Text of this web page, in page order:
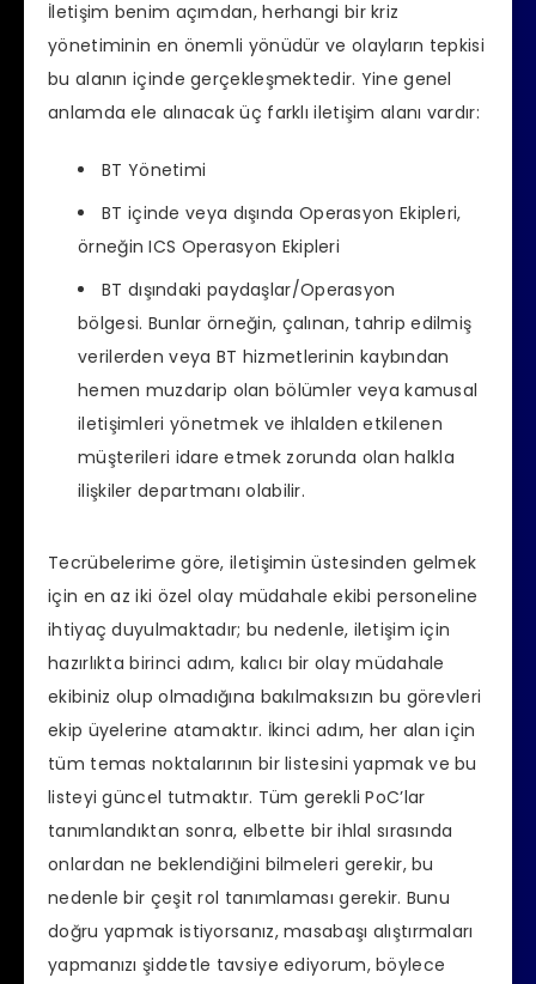
İletişim benim açımdan, herhangi bir kriz
yönetiminin en önemli yönüdür ve olayların tepkisi
bu alanın içinde gerçekleşmektedir. Yine genel
anlamda ele alınacak üç farklı iletişim alanı vardır:
BT Yönetimi
BT içinde veya dışında Operasyon Ekipleri,
örneğin ICS Operasyon Ekipleri
BT dışındaki paydaşlar/Operasyon
bölgesi. Bunlar örneğin, çalınan, tahrip edilmiş
verilerden veya BT hizmetlerinin kaybından
hemen muzdarip olan bölümler veya kamusal
iletişimleri yönetmek ve ihlalden etkilenen
müşterileri idare etmek zorunda olan halkla
ilişkiler departmanı olabilir.
Tecrübelerime göre, iletişimin üstesinden gelmek
için en az iki özel olay müdahale ekibi personeline
ihtiyaç duyulmaktadır; bu nedenle, iletişim için
hazırlıkta birinci adım, kalıcı bir olay müdahale
ekibiniz olup olmadığına bakılmaksızın bu görevleri
ekip üyelerine atamaktır. İkinci adım, her alan için
tüm temas noktalarının bir listesini yapmak ve bu
listeyi güncel tutmaktır. Tüm gerekli PoC’lar
tanımlandıktan sonra, elbette bir ihlal sırasında
onlardan ne beklendiğini bilmeleri gerekir, bu
nedenle bir çeşit rol tanımlaması gerekir. Bunu
doğru yapmak istiyorsanız, masabaşı alıştırmaları
yapmanızı şiddetle tavsiye ediyorum, böylece